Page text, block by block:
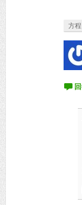
方程